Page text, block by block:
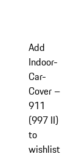
Add
Indoor-
Car-
Cover –
911
(997 II)
to
wishlist